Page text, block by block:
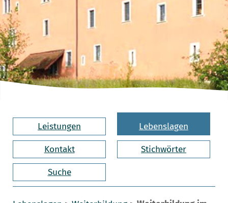
Leistungen Lebenslagen
Kontakt Stichwörter
Suche